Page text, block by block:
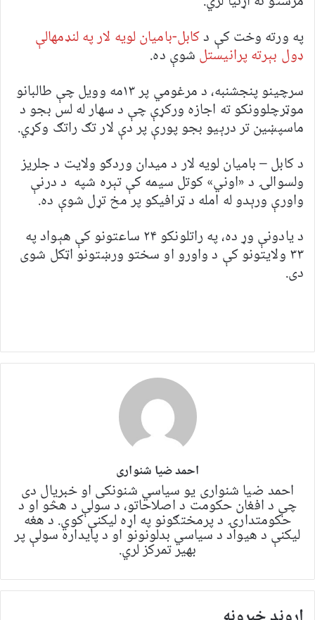
په ورته وخت کې دکابل-بامیان لویه لار په لنډمهالې
ډول بېرته پرانیستل شوې ده.
سرچینو پنجشنبه، د مرغومي پر ۱۳مه وویل چې طالبانو
موټرچلوونکو ته اجازه ورکړې چې د سهار له لس بجو د
ماسپښین تر درېیو بجو پورې پر دې لار تګ راتګ وکړي.
د کابل – باميان لويه لار د ميدان وردګو ولايت د جلريز
ولسوالۍ د «اوني» کوتل سيمه کې تېره شپه د درنې
واورې ورېدو له امله د ټرافيکو پر مخ تړل شوې ده.
د یادونې وړ ده، په راتلونکو ۲۴ ساعتونو کې هېواد په
٣٣ ولايتونو کې د واورو او سختو ورښتونو اټکل شوى
دى.
احمد ضیا شنواری
احمد ضیا شنواری یو سياسي شنونکی او خبریال دی
چې د افغان حکومت د اصلاحاتو، د سولې د هڅو او د
حکومتدارۍ د پرمختګونو په اړه لیکنې کوي. د هغه
لیکنې د هیواد د سیاسي بدلونونو او د پایداره سولې پر
بهیر تمرکز لري.